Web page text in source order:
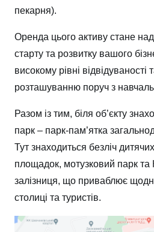
пекарня).
Оренда цього активу стане
старту та розвитку вашого
високому рівні відвідуваності
розташуванню поруч з
Разом із тим, біля об’єкту
парк – парк-пам’ятка
Тут знаходиться безліч
площадок, мотузковий парк та
залізниця, що приваблює
столиці та туристів.